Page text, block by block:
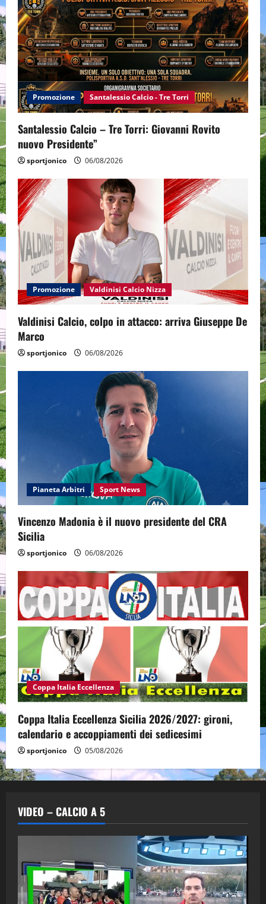
Promozione Santalessio Calcio - Tre Torri
Santalessio Calcio – Tre Torri: Giovanni Rovito
nuovo Presidente”
sportjonico 06/08/2026
Promozione Valdinisi Calcio Nizza
Valdinisi Calcio, colpo in attacco: arriva Giuseppe De
Marco
sportjonico 06/08/2026
Pianeta Arbitri Sport News
Vincenzo Madonia è il nuovo presidente del CRA
Sicilia
sportjonico 06/08/2026
Coppa Italia Eccellenza
Coppa Italia Eccellenza Sicilia 2026/2027: gironi,
calendario e accoppiamenti dei sedicesimi
sportjonico 05/08/2026
VIDEO – CALCIO A 5